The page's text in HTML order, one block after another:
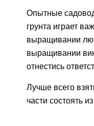
Опытные
грунта играет
выращивании
выращивании
отнестись
Лучше всего
части состоять